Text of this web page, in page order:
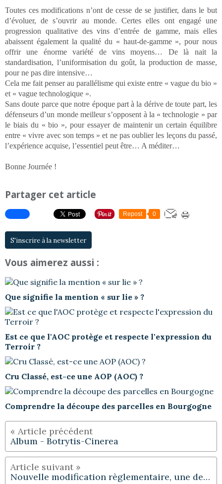
Toutes ces modifications n’ont de cesse de se justifier, dans le but
d’évoluer, de s’ouvrir au monde. Certes elles ont engagé une
progression qualitative des vins d’entrée de gamme, mais elles
abaissent également la qualité du « haut-de-gamme », pour nous
offrir une énorme variété de vins moyens… De là nait la
standardisation, l’uniformisation du goût, la production de masse,
pour ne pas dire intensive…
Cela me fait penser au parallélisme qui existe entre « vague du bio »
et « vague technologique ».
Sans doute parce que notre époque part à la dérive de toute part, les
défenseurs d’un monde meilleur s’opposent à la « technologie » par
le biais du « bio », pour essayer de maintenir un certain équilibre
entre « vivre avec son temps » et ne pas oublier les leçons du passé,
l’expérience acquise, l’essentiel peut être… A méditer…
Bonne Journée !
Partager cet article
Repost 0
S'inscrire à la newsletter
Vous aimerez aussi :
Que signifie la mention « sur lie » ?
Est ce que l'AOC protège et respecte l'expression du
Terroir ?
Cru Classé, est-ce une AOP (AOC) ?
Comprendre la découpe des parcelles en Bourgogne
Album - Botrytis-Cinerea
Nouvelle modification règlementaire, une de plus !